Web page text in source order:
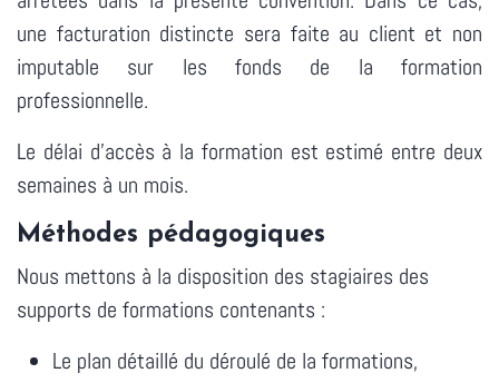
une facturation distincte sera faite au client et non
imputable sur les fonds de la formation
professionnelle.
Le délai d'accès à la formation est estimé entre deux
semaines à un mois.
Méthodes pédagogiques
Nous mettons à la disposition des stagiaires des
supports de formations contenants :
Le plan détaillé du déroulé de la formations,